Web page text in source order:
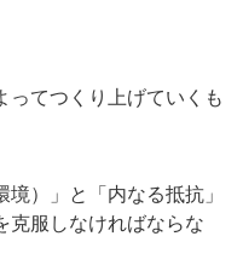
ってつくり上げていくも
境）」と「内なる抵抗」
克服しなければならな